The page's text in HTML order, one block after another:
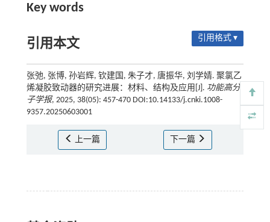
Key words
引用本文 引用格式 ▾
张弛, 张博, 孙岩辉, 钦建国, 朱子才, 唐振华, 刘学婧. 聚氯乙
烯凝胶致动器的研究进展：材料、结构及应用[J]. 功能高分
子学报, 2025, 38(05): 457-470 DOI:10.14133/j.cnki.1008-
9357.20250603001
上一篇 下一篇